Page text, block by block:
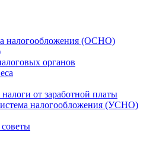
налогообложения (ОСНО)
органов
от заработной платы
налогообложения (УСНО)